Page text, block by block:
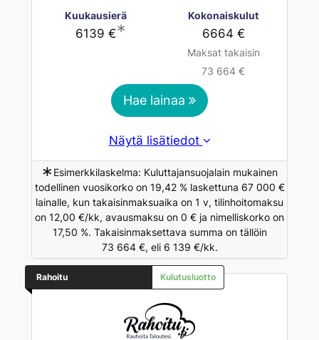
Kuukausierä
6139 €∗
Kokonaiskulut
6664 €
Maksat takaisin
73 664 €
Hae lainaa
Näytä lisätiedot
∗ Esimerkkilaskelma: Kuluttajansuojalain mukainen
todellinen vuosikorko on 19,42 % laskettuna 67 000 €
lainalle, kun takaisinmaksuaika on 1 v, tilinhoitomaksu
on 12,00 €/kk, avausmaksu on 0 € ja nimelliskorko on
17,50 %. Takaisinmaksettava summa on tällöin
73 664 €, eli 6 139 €/kk.
Rahoitu Kulutusluotto